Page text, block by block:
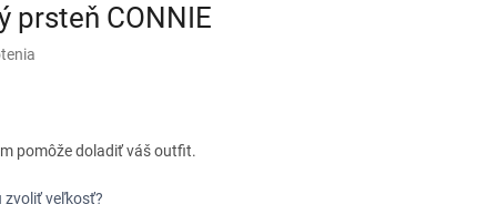
prsteň CONNIE
pomôže doladiť váš outfit.
zvoliť veľkosť?